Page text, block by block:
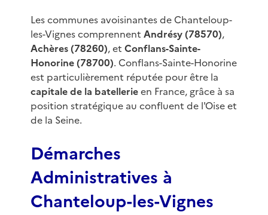
Les communes avoisinantes de Chanteloup-
les-Vignes comprennent Andrésy (78570),
Achères (78260), et Conflans-Sainte-
Honorine (78700). Conflans-Sainte-Honorine
est particulièrement réputée pour être la
capitale de la batellerieen France, grâce à sa
position stratégique au confluent de l'Oise et
de la Seine.
Démarches
Administratives à
Chanteloup-les-Vignes